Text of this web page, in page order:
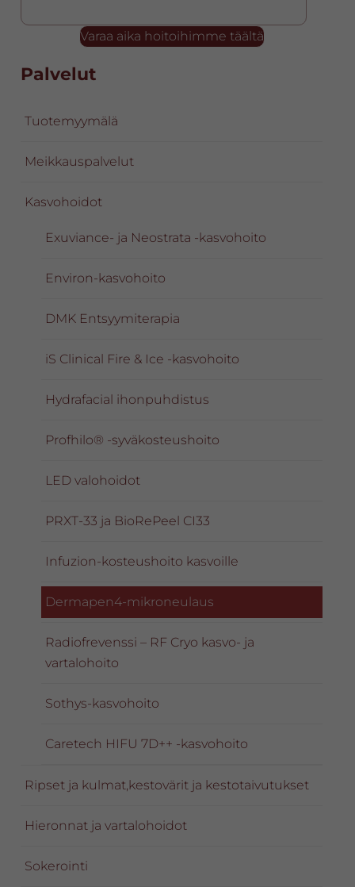
Varaa aika hoitoihimme täältä
sivupalkki
Palvelut
Tuotemyymälä
Meikkauspalvelut
Kasvohoidot
Exuviance- ja Neostrata -kasvohoito
Environ-kasvohoito
DMK Entsyymiterapia
iS Clinical Fire & Ice -kasvohoito
Hydrafacial ihonpuhdistus
Profhilo® -syväkosteushoito
LED valohoidot
PRXT-33 ja BioRePeel CI33
Infuzion-kosteushoito kasvoille
Dermapen4-mikroneulaus
Radiofrevenssi – RF Cryo kasvo- ja
vartalohoito
Sothys-kasvohoito
Caretech HIFU 7D++ -kasvohoito
Ripset ja kulmat,kestovärit ja kestotaivutukset
Hieronnat ja vartalohoidot
Sokerointi